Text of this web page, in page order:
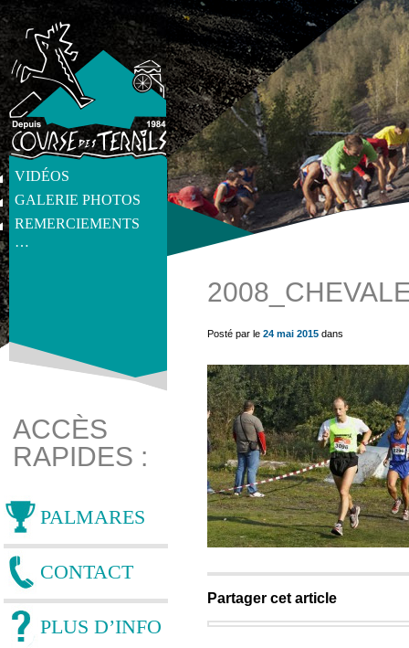
VIDÉOS
GALERIE PHOTOS
REMERCIEMENTS
…
get_post_meta(get_the_ID(), 'thumb', true) ?>
ACCÈS
RAPIDES :
PALMARES
CONTACT
PLUS D’INFO
Posté par le 24 mai 2015 dans
Partager cet article